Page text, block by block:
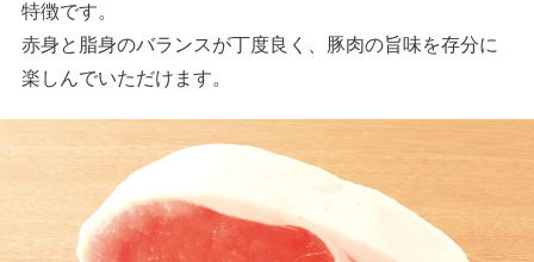
特徴です。
赤身と脂身のバランスが丁度良く、豚肉の旨味を存分に
楽しんでいただけます。